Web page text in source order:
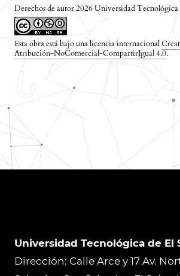
Derechos de autor 2026 Universidad Tecnológica
Esta obra está bajo una licencia internacional
Atribución-NoComercial-CompartirIgual 4.0.
Universidad Tecnológica de El
Dirección: Calle Arce y 17 Av.